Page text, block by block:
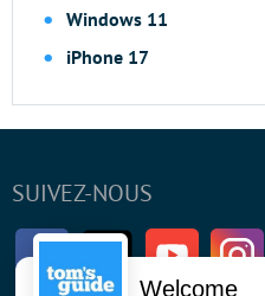
Windows 11
iPhone 17
SUIVEZ-NOUS
FacebookTwitter Youtube
Welcome